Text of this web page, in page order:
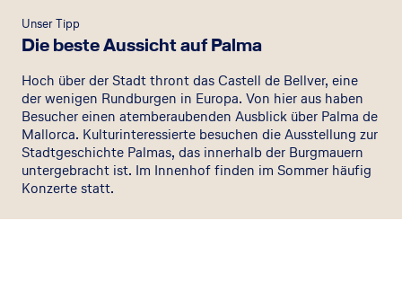
Unser Tipp
Die beste Aussicht auf Palma
Hoch über der Stadt thront das Castell de Bellver, eine
der wenigen Rundburgen in Europa. Von hier aus haben
Besucher einen atemberaubenden Ausblick über Palma de
Mallorca. Kulturinteressierte besuchen die Ausstellung zur
Stadtgeschichte Palmas, das innerhalb der Burgmauern
untergebracht ist. Im Innenhof finden im Sommer häufig
Konzerte statt.